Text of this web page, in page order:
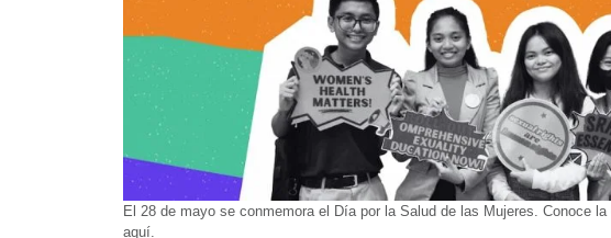
El 28 de mayo se conmemora el Día por la Salud de las Mujeres. Conoce
aquí.